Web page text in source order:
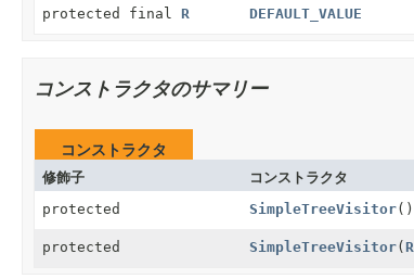
protected final R DEFAULT_VALUE
コンストラクタのサマリー
コンストラクタ
修飾子 コンストラクタ
protected
SimpleTreeVisitor()
protected SimpleTreeVisitor(R